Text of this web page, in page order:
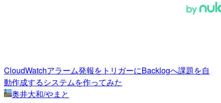
CloudWatchアラーム発報をトリガーにBacklogへ課題を自
動作成するシステムを作ってみた
奥井大和/やまと